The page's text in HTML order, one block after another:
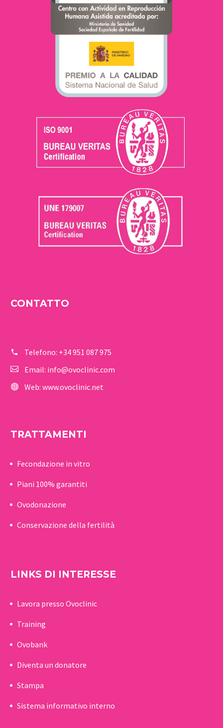
CONTATTO
Telefono: +34 951 087 975
Email: info@ovoclinic.com
Web: www.ovoclinic.net
TRATTAMENTI
Fecondazione in vitro
Piani 100% garantiti
Ovodonazione
Conservazione della fertilità
LINKS DI INTERESSE
Lavora presso Ovoclinic
Training
Ovobank
Diventa un donatore
Stampa
Sistema informativo interno